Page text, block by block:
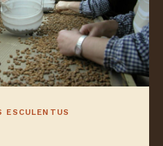
ESCULENTUS